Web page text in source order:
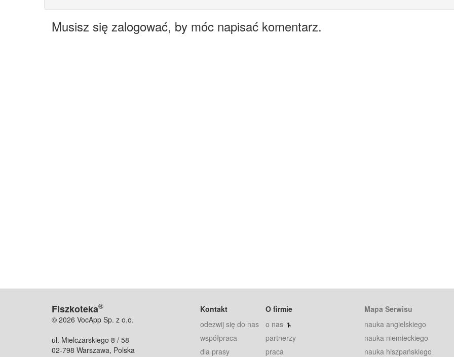
Musisz się zalogować, by móc napisać komentarz.
Fiszkoteka®
© 2026 VocApp Sp. z o.o.
ul. Mielczarskiego 8 / 58
02-798 Warszawa, Polska
Kontakt
odezwij się do nas
współpraca
dla prasy
O firmie
o nas
partnerzy
praca
Mapa Serwisu
nauka angielskiego
nauka niemieckiego
nauka hiszpańskiego